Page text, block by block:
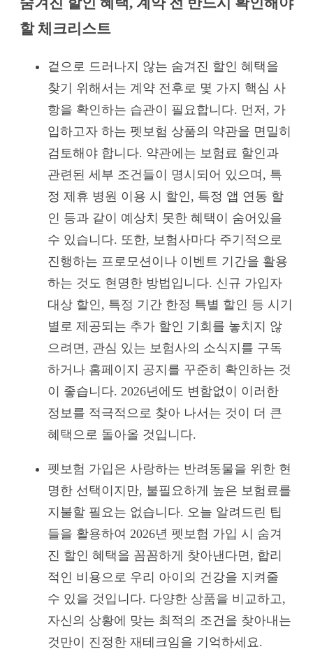
할 체크리스트
겉으로 드러나지 않는 숨겨진 할인 혜택을
찾기 위해서는 계약 전후로 몇 가지 핵심 사
항을 확인하는 습관이 필요합니다. 먼저, 가
입하고자 하는 펫보험 상품의 약관을 면밀히
검토해야 합니다. 약관에는 보험료 할인과
관련된 세부 조건들이 명시되어 있으며, 특
정 제휴 병원 이용 시 할인, 특정 앱 연동 할
인 등과 같이 예상치 못한 혜택이 숨어있을
수 있습니다. 또한, 보험사마다 주기적으로
진행하는 프로모션이나 이벤트 기간을 활용
하는 것도 현명한 방법입니다. 신규 가입자
대상 할인, 특정 기간 한정 특별 할인 등 시기
별로 제공되는 추가 할인 기회를 놓치지 않
으려면, 관심 있는 보험사의 소식지를 구독
하거나 홈페이지 공지를 꾸준히 확인하는 것
이 좋습니다. 2026년에도 변함없이 이러한
정보를 적극적으로 찾아 나서는 것이 더 큰
혜택으로 돌아올 것입니다.
펫보험 가입은 사랑하는 반려동물을 위한 현
명한 선택이지만, 불필요하게 높은 보험료를
지불할 필요는 없습니다. 오늘 알려드린 팁
들을 활용하여 2026년 펫보험 가입 시 숨겨
진 할인 혜택을 꼼꼼하게 찾아낸다면, 합리
적인 비용으로 우리 아이의 건강을 지켜줄
수 있을 것입니다. 다양한 상품을 비교하고,
자신의 상황에 맞는 최적의 조건을 찾아내는
것만이 진정한 재테크임을 기억하세요.